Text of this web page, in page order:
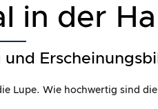
in der
Lupe. Wie hochwertig sind